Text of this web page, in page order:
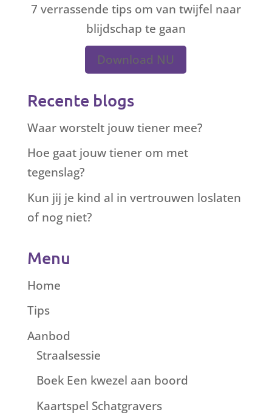
7 verrassende tips om van twijfel naar
blijdschap te gaan
Download NU
Recente blogs
Waar worstelt jouw tiener mee?
Hoe gaat jouw tiener om met
tegenslag?
Kun jij je kind al in vertrouwen loslaten
of nog niet?
Menu
Home
Tips
Aanbod
Straalsessie
Boek Een kwezel aan boord
Kaartspel Schatgravers